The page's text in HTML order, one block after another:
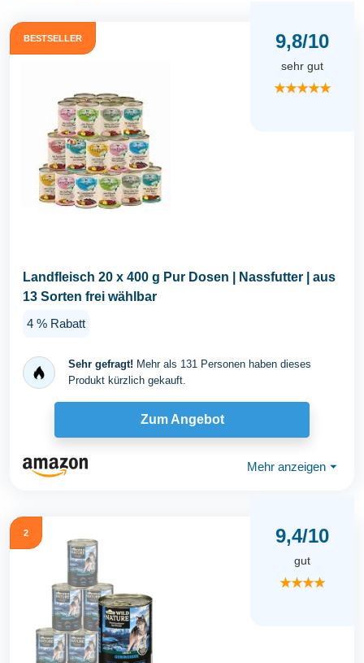
BESTSELLER 9,8/10
sehr gut
★★★★★
Landfleisch 20 x 400 g Pur Dosen | Nassfutter | aus
13 Sorten frei wählbar
4 % Rabatt
Sehr gefragt! Mehr als 131 Personen haben dieses
Produkt kürzlich gekauft.
Zum Angebot
Mehr anzeigen ⏷
2 9,4/10
gut
★★★★